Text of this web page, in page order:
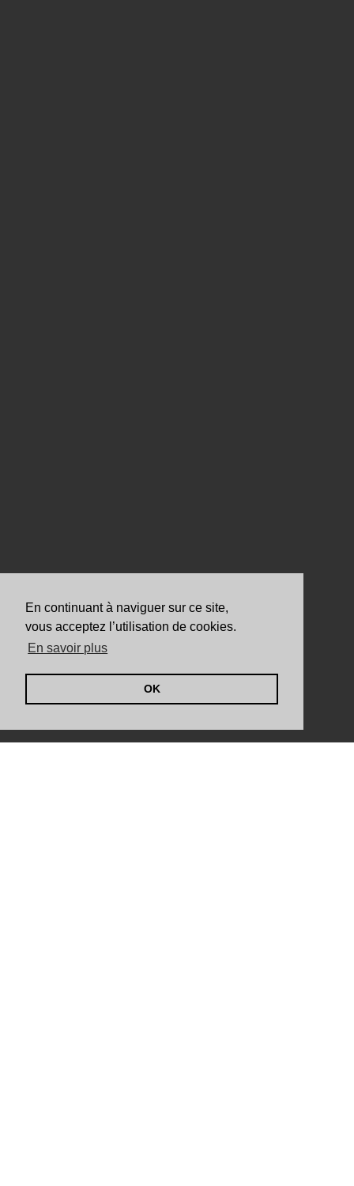
En continuant à naviguer sur ce site,
vous acceptez l’utilisation de cookies.
En savoir plus
OK